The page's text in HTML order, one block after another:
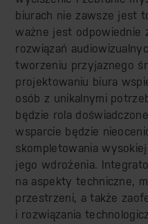
biurach nie zawsze jest
ważne jest odpowiednie
rozwiązań
tworzeniu przyjaznego
projektowaniu biura
osób z unikalnymi
będzie rola
wsparcie będzie
skompletowania
jego wdrożenia.
na aspekty techniczne,
przestrzeni, a także
i rozwiązania